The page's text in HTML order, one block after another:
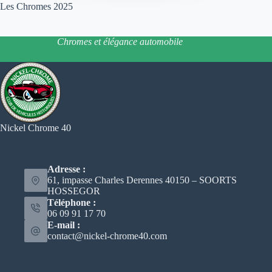
Les Chromes 2025
Chromes et élégance automobile
Nickel Chrome 40
Adresse :
61, impasse Charles Derennes 40150 – SOORTS
HOSSEGOR
Téléphone :
06 09 91 17 70
E-mail :
contact@nickel-chrome40.com